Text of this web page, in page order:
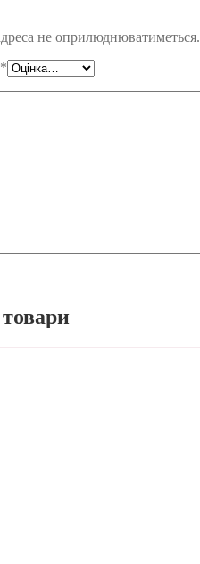
не оприлюднюватиметься.
*